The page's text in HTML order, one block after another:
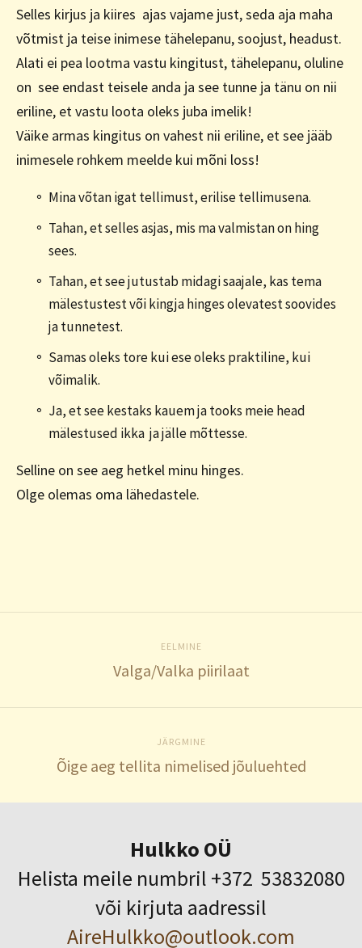
Selles kirjus ja kiires ajas vajame just, seda aja maha
võtmist ja teise inimese tähelepanu, soojust, headust.
Alati ei pea lootma vastu kingitust, tähelepanu, oluline
on see endast teisele anda ja see tunne ja tänu on nii
eriline, et vastu loota oleks juba imelik!
Väike armas kingitus on vahest nii eriline, et see jääb
inimesele rohkem meelde kui mõni loss!
Mina võtan igat tellimust, erilise tellimusena.
Tahan, et selles asjas, mis ma valmistan on hing
sees.
Tahan, et see jutustab midagi saajale, kas tema
mälestustest või kingja hinges olevatest soovides
ja tunnetest.
Samas oleks tore kui ese oleks praktiline, kui
võimalik.
Ja, et see kestaks kauem ja tooks meie head
mälestused ikka ja jälle mõttesse.
Selline on see aeg hetkel minu hinges.
Olge olemas oma lähedastele.
EELMINE
Valga/Valka piirilaat
JÄRGMINE
Õige aeg tellita nimelised jõuluehted
Hulkko OÜ
Helista meile numbril +372 53832080
või kirjuta aadressil
AireHulkko@outlook.com